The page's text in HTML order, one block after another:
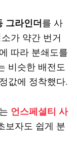
그라인더를 사
가 약간 번거
따라 분쇄도를
비슷한 배전도
값에 정착했다.
언스페셜티 사
보자도 쉽게 분